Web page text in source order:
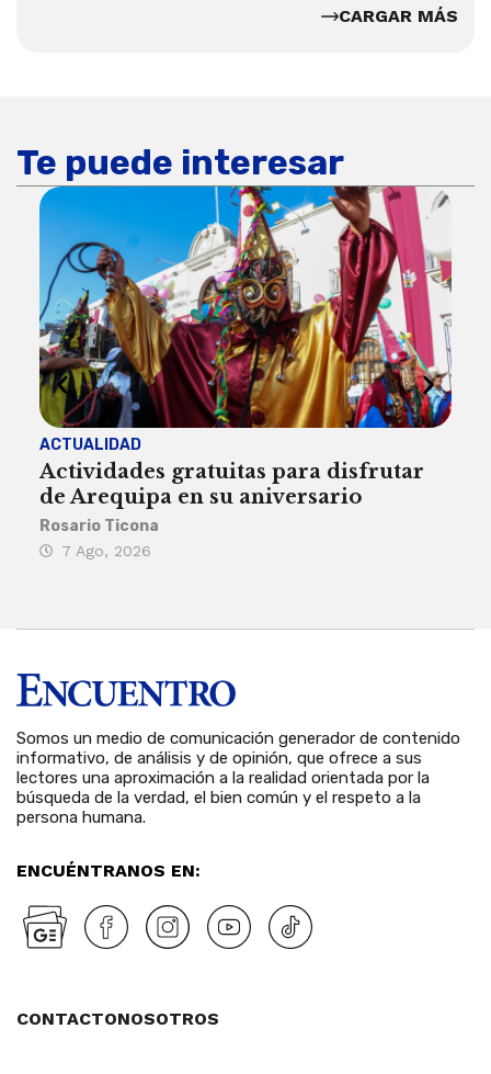
CARGAR MÁS
Te puede interesar
ACTUALIDAD
Actividades gratuitas para disfrutar
de Arequipa en su aniversario
Rosario Ticona
7 Ago, 2026
Somos un medio de comunicación generador de contenido
informativo, de análisis y de opinión, que ofrece a sus
lectores una aproximación a la realidad orientada por la
búsqueda de la verdad, el bien común y el respeto a la
persona humana.
ENCUÉNTRANOS EN:
CONTACTONOSOTROS